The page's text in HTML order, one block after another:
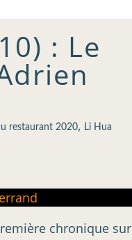
: Le
restaurant 2020, Li Hua
chronique sur